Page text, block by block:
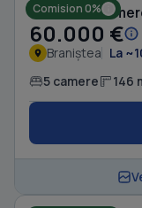
Comision 0%
Casă cu 5
60.000 €
Braniștea La
5 camere 146